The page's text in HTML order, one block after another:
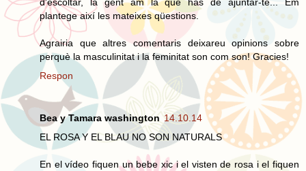
plantege així les mateixes qüestions.
Agrairia que altres comentaris deixareu opinions sobre
perquè la masculinitat i la feminitat son com son! Gracies!
Respon
Bea y Tamara washington 14.10.14
EL ROSA Y EL BLAU NO SON NATURALS
En el vídeo fiquen un bebe xic i el visten de rosa i el fiquen